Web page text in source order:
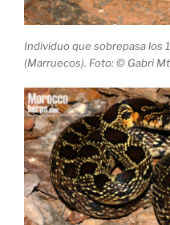
Individuo que sobrepasa los
(Marruecos). Foto: © Gabri